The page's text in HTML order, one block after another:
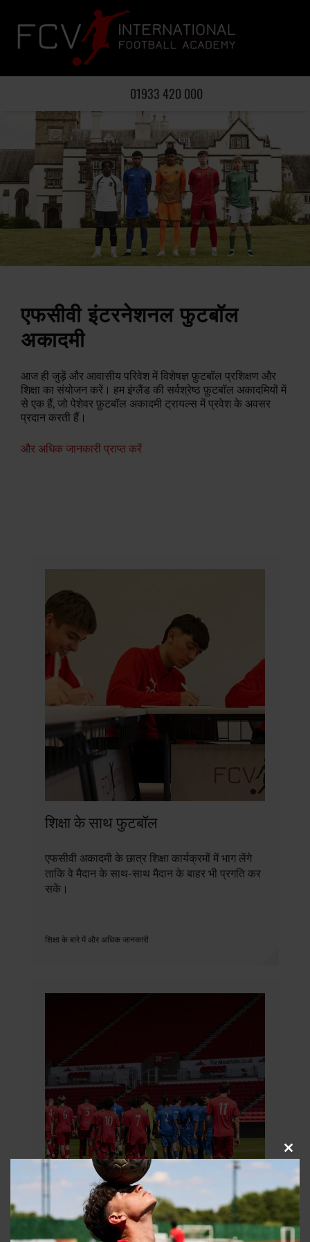
01933 420 000
एफसीवी इंटरनेशनल फुटबॉल
अकादमी
आज ही जुड़ें और आवासीय परिवेश में विशेषज्ञ फ़ुटबॉल प्रशिक्षण और
शिक्षा का संयोजन करें। हम इंग्लैंड की सर्वश्रेष्ठ फ़ुटबॉल अकादमियों में
से एक हैं, जो पेशेवर फ़ुटबॉल अकादमी ट्रायल्स में प्रवेश के अवसर
प्रदान करती हैं।
और अधिक जानकारी प्राप्त करें
शिक्षा के साथ फुटबॉल
एफसीवी अकादमी के छात्र शिक्षा कार्यक्रमों में भाग लेंगे
ताकि वे मैदान के साथ-साथ मैदान के बाहर भी प्रगति कर
सकें।
शिक्षा के बारे में और अधिक जानकारी
बंद
करें